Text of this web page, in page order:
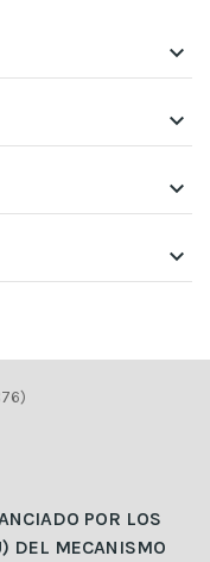
keyboard_arrow_down
keyboard_arrow_down
keyboard_arrow_down
keyboard_arrow_down
POR LOS
DEL MECANISMO